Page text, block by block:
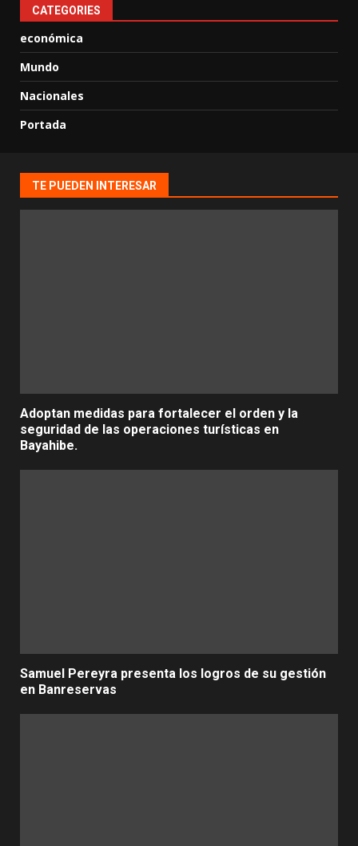
CATEGORIES
económica
Mundo
Nacionales
Portada
TE PUEDEN INTERESAR
Adoptan medidas para fortalecer el orden y la
seguridad de las operaciones turísticas en
Bayahibe.
Samuel Pereyra presenta los logros de su gestión
en Banreservas